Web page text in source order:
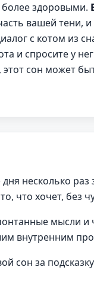
здоровыми.
вашей тени,
с котом из
и спросите у
сон может
несколько раз
что хочет, без
мысли и
внутренним
сон за